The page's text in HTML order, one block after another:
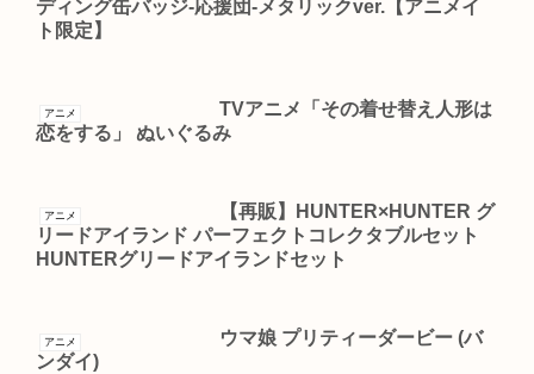
ディング缶バッジ-応援団-メタリックver.【アニメイ
ト限定】
アニメ
TVアニメ「その着せ替え人形は
恋をする」 ぬいぐるみ
アニメ
【再販】HUNTER×HUNTER グ
リードアイランド パーフェクトコレクタブルセット
HUNTERグリードアイランドセット
アニメ
ウマ娘 プリティーダービー (バ
ンダイ)